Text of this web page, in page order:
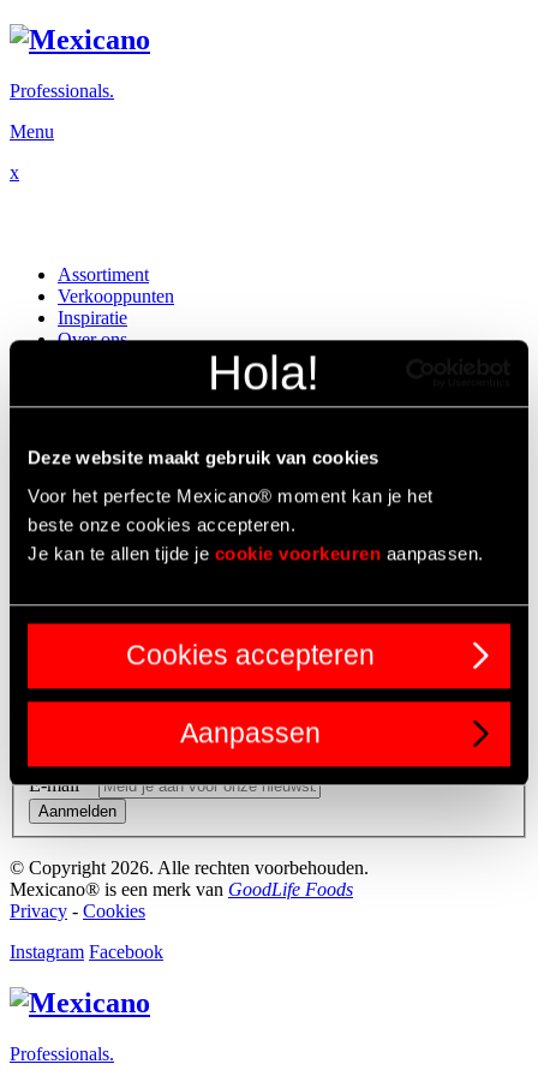
Deze website maakt gebruik van cookies
Voor het perfecte Mexicano® moment kan je het
beste onze cookies accepteren.
Je kan te allen tijde je cookie voorkeuren aanpassen.
Cookies accepteren
Aanpassen
Professionals.
Menu
x
Assortiment
Verkooppunten
Inspiratie
Over ons
NL
Professionals.
Instagram Facebook
Assortiment
Verkooppunten
Inspiratie
Professionals
KEEP IN TOUCH?
E-mail*
Aanmelden
© Copyright 2026. Alle rechten voorbehouden.
Mexicano® is een merk van GoodLife Foods
Privacy - Cookies
Instagram Facebook
Professionals.